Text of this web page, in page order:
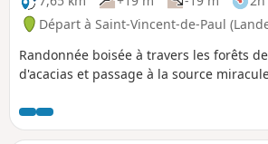
Départ à Saint-Vincent-de-Paul
Randonnée boisée à travers les forêts
d'acacias et passage à la source